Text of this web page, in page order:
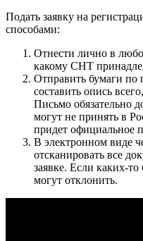
Подать заявку на
способами:
Отнести лично в
какому СНТ
Отправить бумаги по
составить опись
Письмо обязательно
могут не принять в
придет официальное
В электронном виде
отсканировать все
заявке. Если каких-то
могут отклонить.